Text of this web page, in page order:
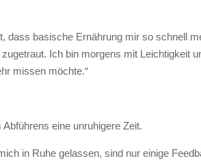
dass basische Ernährung mir so schnell
Ich bin morgens mit Leichtigkeit
missen möchte.“
eine unruhigere Zeit.
in Ruhe gelassen, sind nur einige